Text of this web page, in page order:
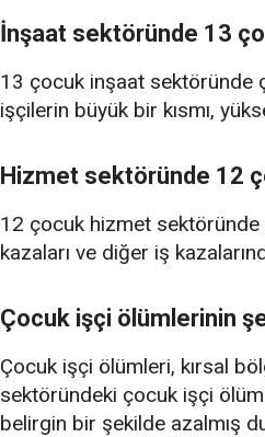
İnşaat sektöründe 13
13 çocuk inşaat sektöründe
işçilerin büyük bir kısmı,
Hizmet sektöründe 12
12 çocuk hizmet sektöründe
kazaları ve diğer iş
Çocuk işçi ölümlerinin
Çocuk işçi ölümleri, kırsal
sektöründeki çocuk işçi
belirgin bir şekilde azalmış